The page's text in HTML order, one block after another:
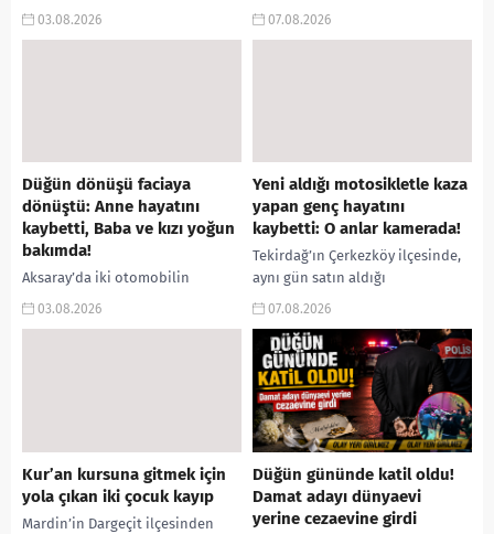
devrilen traktörün altında kalan
03.08.2026
3 arkadaştan 2’si yaşamını yitirdi.
07.08.2026
Düğün dönüşü faciaya
dönüştü: Anne hayatını
kaybetti, Baba ve kızı yoğun
bakımda!
Aksaray’da iki otomobilin
kavşakta çarpışması sonucu
03.08.2026
Yeni aldığı motosikletle kaza
yapan genç hayatını
kaybetti: O anlar kamerada!
Tekirdağ’ın Çerkezköy ilçesinde,
aynı gün satın aldığı
motosikletle kaza yapan 22
kaldırıldığı hastanede yaşamını
yitirdi. Feci kaza...
07.08.2026
Kur’an kursuna gitmek için
yola çıkan iki çocuk kayıp
Mardin’in Dargeçit ilçesinden
Düğün gününde katil oldu!
Damat adayı dünyaevi
yerine cezaevine girdi